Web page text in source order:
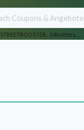
STREETBOOSTER, 24bottles,...